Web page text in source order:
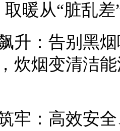
取暖从“脏乱差
升：告别黑
炊烟变清洁
牢：高效安